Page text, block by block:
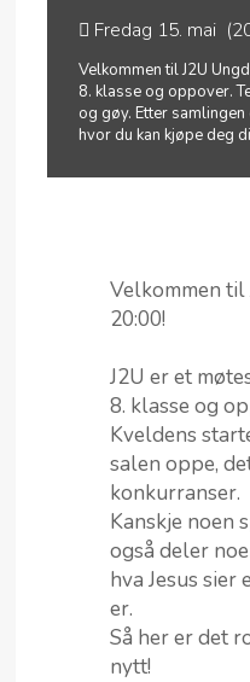
Fredag 15. mai
Velkommen til J2U
8. klasse og oppover.
og gøy. Etter
hvor du kan kjøpe deg
Velkommen
20:00!
J2U er et
8. klasse og
Kveldens
salen oppe,
konkurranser.
Kanskje noen
også deler
hva Jesus sier
er.
Så her er det
nytt!